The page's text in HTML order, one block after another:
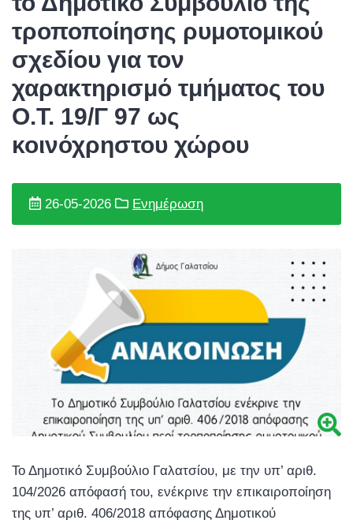
τροποποίησης ρυμοτομικού
σχεδίου για τον
χαρακτηρισμό τμήματος του
Ο.Τ. 19/Γ 97 ως
κοινόχρηστου χώρου
26-05-2026 Ενημέρωση
Το Δημοτικό Συμβούλιο Γαλατσίου, με την υπ’ αριθ.
104/2026 απόφασή του, ενέκρινε την επικαιροποίηση
της υπ’ αριθ. 406/2018 απόφασης Δημοτικού